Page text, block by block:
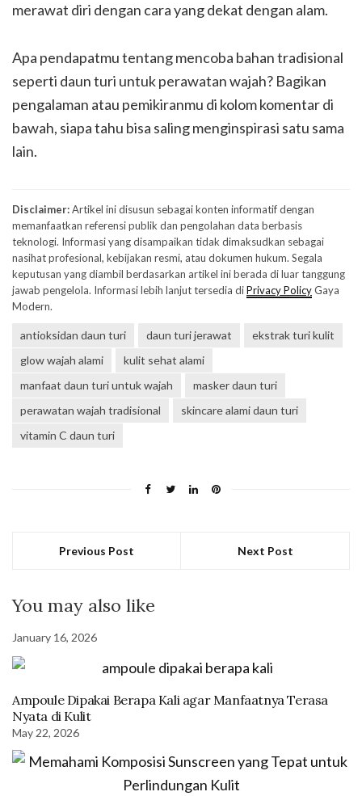
merawat diri dengan cara yang dekat dengan alam.
Apa pendapatmu tentang mencoba bahan tradisional
seperti daun turi untuk perawatan wajah? Bagikan
pengalaman atau pemikiranmu di kolom komentar di
bawah, siapa tahu bisa saling menginspirasi satu sama
lain.
Disclaimer:Artikel ini disusun sebagai konten informatif dengan
memanfaatkan referensi publik dan pengolahan data berbasis
teknologi. Informasi yang disampaikan tidak dimaksudkan sebagai
nasihat profesional, kebijakan resmi, atau dokumen hukum. Segala
keputusan yang diambil berdasarkan artikel ini berada di luar tanggung
jawab pengelola. Informasi lebih lanjut tersedia diPrivacy PolicyGaya
Modern.
antioksidan daun turi daun turi jerawat
ekstrak turi kulit
glow wajah alami
kulit sehat alami
manfaat daun turi untuk wajah
masker daun turi
perawatan wajah tradisional
skincare alami daun turi
vitamin C daun turi
Previous Post Next Post
You may also like
January 16, 2026
Ampoule Dipakai Berapa Kali agar Manfaatnya Terasa
Nyata di Kulit
May 22, 2026